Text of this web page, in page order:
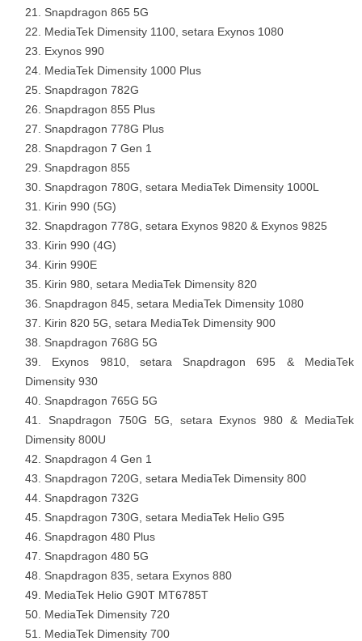
Snapdragon 865 5G
MediaTek Dimensity 1100, setara Exynos 1080
Exynos 990
MediaTek Dimensity 1000 Plus
Snapdragon 782G
Snapdragon 855 Plus
Snapdragon 778G Plus
Snapdragon 7 Gen 1
Snapdragon 855
Snapdragon 780G, setara MediaTek Dimensity 1000L
Kirin 990 (5G)
Snapdragon 778G, setara Exynos 9820 & Exynos 9825
Kirin 990 (4G)
Kirin 990E
Kirin 980, setara MediaTek Dimensity 820
Snapdragon 845, setara MediaTek Dimensity 1080
Kirin 820 5G, setara MediaTek Dimensity 900
Snapdragon 768G 5G
Exynos 9810, setara Snapdragon 695 & MediaTek
Dimensity 930
Snapdragon 765G 5G
Snapdragon 750G 5G, setara Exynos 980 & MediaTek
Dimensity 800U
Snapdragon 4 Gen 1
Snapdragon 720G, setara MediaTek Dimensity 800
Snapdragon 732G
Snapdragon 730G, setara MediaTek Helio G95
Snapdragon 480 Plus
Snapdragon 480 5G
Snapdragon 835, setara Exynos 880
MediaTek Helio G90T MT6785T
MediaTek Dimensity 720
MediaTek Dimensity 700